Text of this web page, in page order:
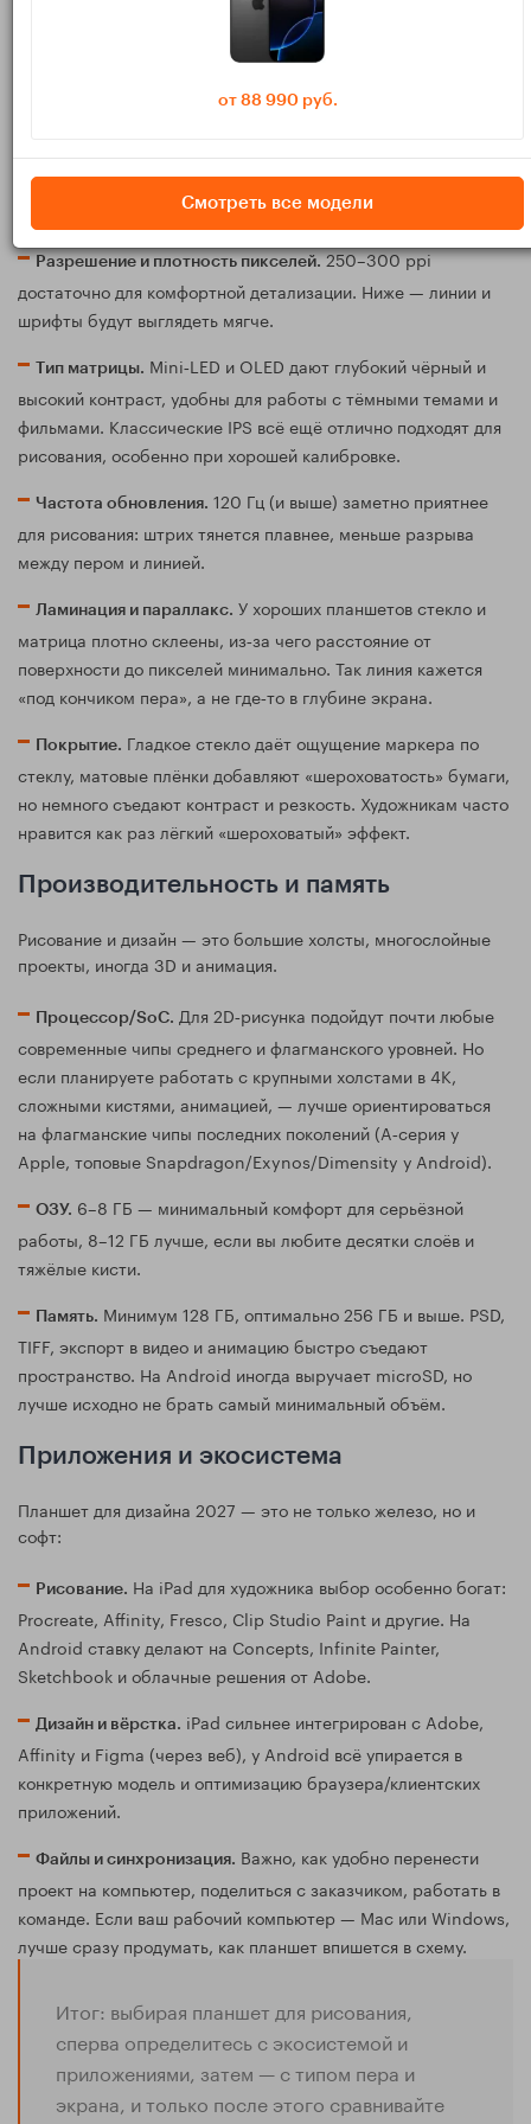
Экран для рисования — это не только диагональ, но и
Диагональ.Для серьёзной работы по иллюстрации и
дизайну комфортно от 11–12 дюймов. 8–9 дюймов — вариант
«скетчбук в дорогу» или для заметок.
Разрешение и плотность пикселей.250–300 ppi
достаточно для комфортной детализации. Ниже — линии и
шрифты будут выглядеть мягче.
Тип матрицы. Mini‑LED и OLED дают глубокий чёрный и
высокий контраст, удобны для работы с тёмными темами и
фильмами. Классические IPS всё ещё отлично подходят для
рисования, особенно при хорошей калибровке.
Частота обновления. 120 Гц (и выше) заметно приятнее
для рисования: штрих тянется плавнее, меньше разрыва
между пером и линией.
Ламинация и параллакс. У хороших планшетов стекло и
матрица плотно склеены, из‑за чего расстояние от
поверхности до пикселей минимально. Так линия кажется
«под кончиком пера», а не где‑то в глубине экрана.
Покрытие. Гладкое стекло даёт ощущение маркера по
стеклу, матовые плёнки добавляют «шероховатость» бумаги,
но немного съедают контраст и резкость. Художникам часто
нравится как раз лёгкий «шероховатый» эффект.
Производительность и память
Рисование и дизайн — это большие холсты, многослойные
проекты, иногда 3D и анимация.
Процессор/SoC. Для 2D‑рисунка подойдут почти любые
современные чипы среднего и флагманского уровней. Но
если планируете работать с крупными холстами в 4K,
сложными кистями, анимацией, — лучше ориентироваться
на флагманские чипы последних поколений (A‑серия у
Apple, топовые Snapdragon/Exynos/Dimensity у Android).
ОЗУ. 6–8 ГБ — минимальный комфорт для серьёзной
работы, 8–12 ГБ лучше, если вы любите десятки слоёв и
тяжёлые кисти.
Память. Минимум 128 ГБ, оптимально 256 ГБ и выше. PSD,
TIFF, экспорт в видео и анимацию быстро съедают
пространство. На Android иногда выручает microSD, но
лучше исходно не брать самый минимальный объём.
Приложения и экосистема
Планшет для дизайна 2027 — это не только железо, но и
софт:
Рисование. На iPad для художника выбор особенно богат:
Procreate, Affinity, Fresco, Clip Studio Paint и другие. На
Android ставку делают на Concepts, Infinite Painter,
Sketchbook и облачные решения от Adobe.
Дизайн и вёрстка. iPad сильнее интегрирован с Adobe,
Affinity и Figma (через веб), у Android всё упирается в
конкретную модель и оптимизацию браузера/клиентских
приложений.
Файлы и синхронизация. Важно, как удобно перенести
проект на компьютер, поделиться с заказчиком, работать в
команде. Если ваш рабочий компьютер — Mac или Windows,
лучше сразу продумать, как планшет впишется в схему.
Итог: выбирая планшет для рисования,
сперва определитесь с экосистемой и
приложениями, затем — с типом пера и
экрана, и только после этого сравнивайте
от 88 990 руб.
Смотреть все модели